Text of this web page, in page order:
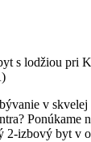
s lodžiou pri
v
Ponúkame
2-izbový byt v